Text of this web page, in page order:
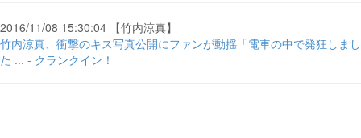
2016/11/08 15:30:04 【竹内涼真】
竹内涼真、衝撃のキス写真公開にファンが動揺「電車の中で発狂しまし
た ... - クランクイン！